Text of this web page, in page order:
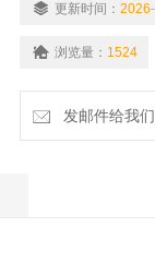
泛应用于窑炉设备
控制工程、项目改
更新时间：
浏览量： 1524
发邮件给我